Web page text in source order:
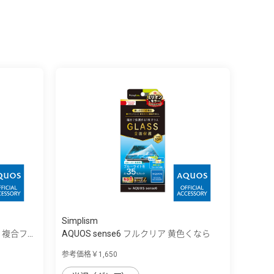
合フ...
Simplism
AQUOS sense6 フルクリア 黄色くなら
参考価格￥1,650